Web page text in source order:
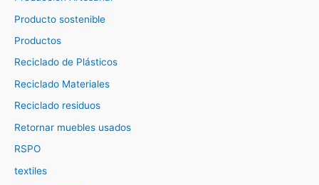
Producto sostenible
Productos
Reciclado de Plásticos
Reciclado Materiales
Reciclado residuos
Retornar muebles usados
RSPO
textiles